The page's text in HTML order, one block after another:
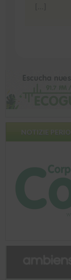
NOTIZIE